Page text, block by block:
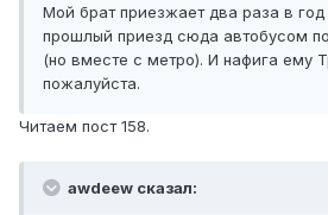
Мой брат приезжает два раза в
прошлый приезд сюда автобусом
(но вместе с метро). И нафига ему
пожалуйста.
Читаем пост 158.
awdeew сказал: